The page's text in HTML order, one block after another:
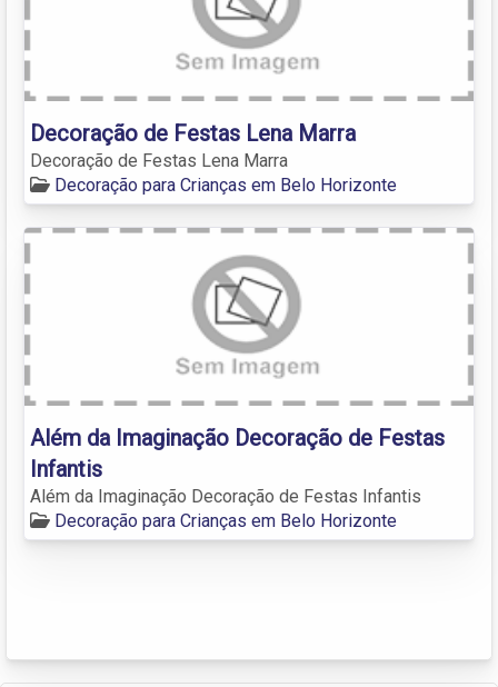
Decoração de Festas Lena Marra
Decoração de Festas Lena Marra
Decoração para Crianças em Belo Horizonte
Além da Imaginação Decoração de Festas
Infantis
Além da Imaginação Decoração de Festas Infantis
Decoração para Crianças em Belo Horizonte